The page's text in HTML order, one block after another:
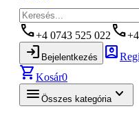
phone+4 0743 525 022 phone
login Bejelentkezés account_box
shopping_cartKosár0
menu Összes kategória keyboard_arrow_down